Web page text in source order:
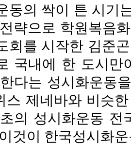
동의 싹이 튼 시기
략으로 학원복음
회를 시작한 김준
국내에 한 도시만
다는 성시화운동
스 제네바와 비슷
의 성시화운동 전
것이 한국성시화